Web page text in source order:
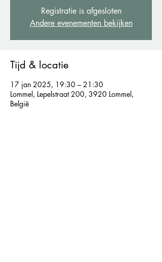
Registratie is afgesloten
Andere evenementen bekijken
Tijd & locatie
17 jan 2025, 19:30 – 21:30
Lommel, Lepelstraat 200, 3920 Lommel,
België